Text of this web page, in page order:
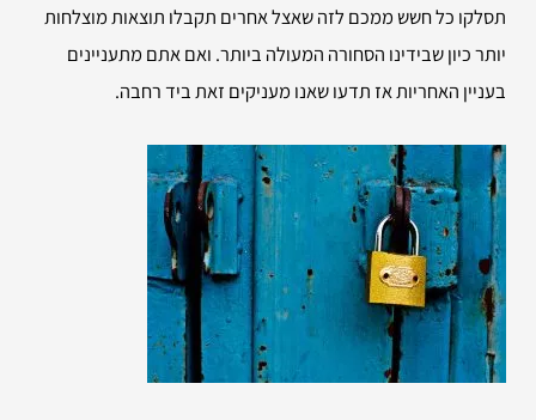
תסלקו כל חשש ממכם לזה שאצל אחרים תקבלו תוצאות מוצלחות
יותר כיון שבידינו הסחורה המעולה ביותר. ואם אתם מתעניינים
בעניין האחריות אז תדעו שאנו מעניקים זאת ביד רחבה.